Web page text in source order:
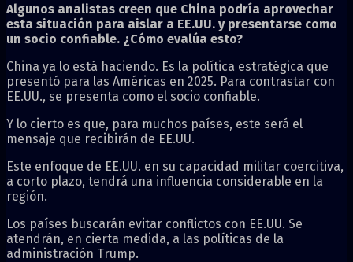
Algunos analistas creen que China podría aprovechar
esta situación para aislar a EE.UU. y presentarse como
un socio confiable. ¿Cómo evalúa esto?
China ya lo está haciendo. Es la política estratégica que
presentó para las Américas en 2025. Para contrastar con
EE.UU., se presenta como el socio confiable.
Y lo cierto es que, para muchos países, este será el
mensaje que recibirán de EE.UU.
Este enfoque de EE.UU. en su capacidad militar coercitiva,
a corto plazo, tendrá una influencia considerable en la
región.
Los países buscarán evitar conflictos con EE.UU. Se
atendrán, en cierta medida, a las políticas de la
administración Trump.